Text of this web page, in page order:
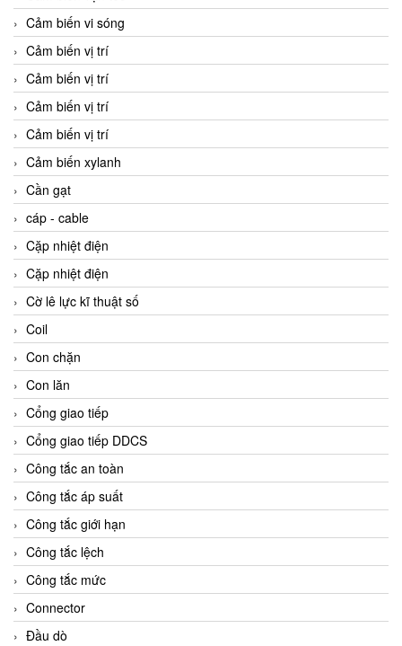
Cảm biến vi sóng
Cảm biến vị trí
Cảm biến vị trí
Cảm biến vị trí
Cảm biến vị trí
Cảm biến xylanh
Cần gạt
cáp - cable
Cặp nhiệt điện
Cặp nhiệt điện
Cờ lê lực kĩ thuật số
Coil
Con chặn
Con lăn
Cổng giao tiếp
Cổng giao tiếp DDCS
Công tắc an toàn
Công tắc áp suất
Công tắc giới hạn
Công tắc lệch
Công tắc mức
Connector
Đầu dò